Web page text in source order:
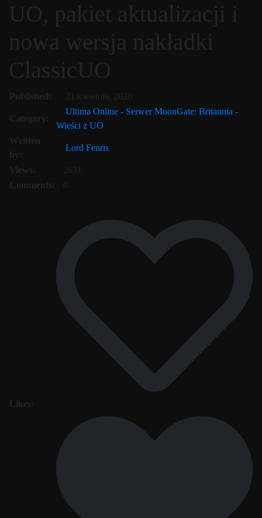
UO, pakiet aktualizacji i
nowa wersja nakładki
ClassicUO
21 kwietnia, 2020
Published: 21 kwietnia, 2020
Category:
Ultima Online - Serwer MoonGate: Britannia -
Wieści z UO
Written
by:
Lord Fenris
Views:
2631
Comments:
0
Likes: